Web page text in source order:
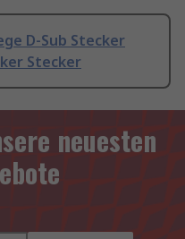
D-Sub Stecker
Stecker
neuesten